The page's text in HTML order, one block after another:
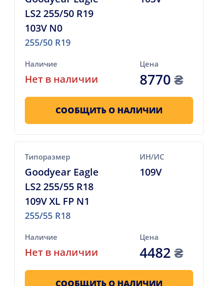
LS2 255/50 R19
103V N0
255/50 R19
Наличие
Нет в наличии
Цена
8770₴
СООБЩИТЬ О НАЛИЧИИ
Типоразмер
Goodyear Eagle
LS2 255/55 R18
109V XL FP N1
255/55 R18
ИН/ИС
109V
Наличие
Нет в наличии
Цена
4482₴
СООБЩИТЬ О НАЛИЧИИ